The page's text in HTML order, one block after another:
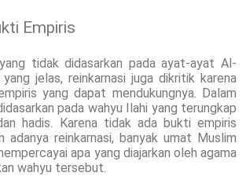
Empiris
tidak didasarkan pada ayat-ayat Al-
jelas, reinkarnasi juga dikritik karena
yang dapat mendukungnya. Dalam
pada wahyu Ilahi yang terungkap
hadis. Karena tidak ada bukti empiris
adanya reinkarnasi, banyak umat Muslim
apa yang diajarkan oleh agama
wahyu tersebut.